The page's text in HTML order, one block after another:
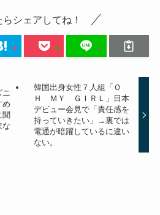
シェアしてね！
め
聞
な
韓国出身女性７人組「Ｏ
Ｈ ＭＹ ＧＩＲＬ」日本
デビュー会見で「責任感を
持っていきたい」→裏では
電通が暗躍しているに違い
ない。